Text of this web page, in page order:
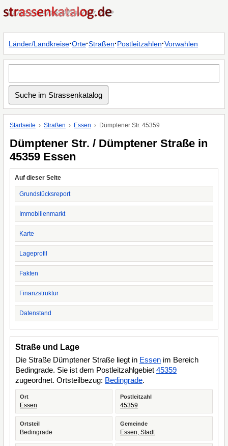
Länder/Landkreise·Orte·Straßen·Postleitzahlen·Vorwahlen
Startseite Straßen Essen Dümptener Str. 45359
Dümptener Str. / Dümptener Straße in
45359 Essen
Auf dieser Seite
Grundstücksreport
Immobilienmarkt
Karte
Lageprofil
Fakten
Finanzstruktur
Datenstand
Straße und Lage
Die Straße Dümptener Straße liegt in Essen im Bereich
Bedingrade. Sie ist dem Postleitzahlgebiet 45359
zugeordnet. Ortsteilbezug: Bedingrade.
Ort
Essen
Postleitzahl
45359
Ortsteil
Bedingrade
Gemeinde
Essen, Stadt